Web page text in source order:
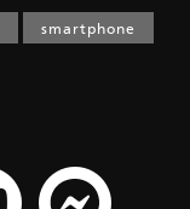
smartphone